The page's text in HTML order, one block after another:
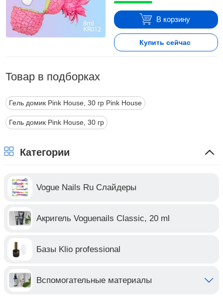
В корзину
Купить сейчас
Товар в подборках
Гель домик Pink House, 30 гр Pink House
Гель домик Pink House, 30 гр
Категории
Vogue Nails Ru Слайдеры
Акригель Voguenails Classic, 20 ml
Базы Klio professional
Вспомогательные материалы